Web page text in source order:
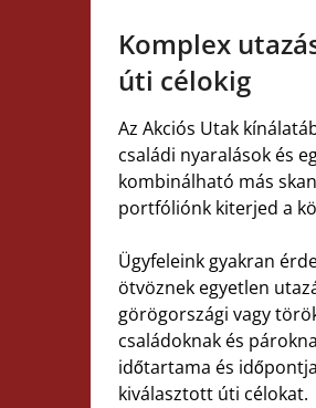
Komplex
úti célokig
Az Akciós Utak
családi nyaralások és
kombinálható más
portfóliónk kiterjed a
Ügyfeleink gyakran
ötvöznek egyetlen
görögországi vagy
családoknak és
időtartama és
kiválasztott úti célokat.